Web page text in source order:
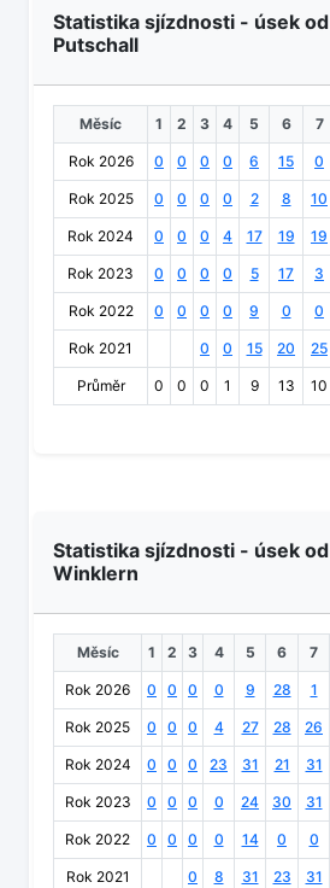
Statistika sjízdnosti - úsek od
Putschall
Měsíc 1 2 3 4 5 6 7
Rok 2026 0 0 0 0 6 15 0
Rok 2025 0 0 0 0 2 8 10
Rok 2024 0 0 0 4 17 19 19
Rok 2023 0 0 0 0 5 17 3
Rok 2022 0 0 0 0 9 0 0
Rok 2021 0 0 15 20 25
Průměr 0 0 0 1 9 13 10
Statistika sjízdnosti - úsek od
Winklern
Měsíc 1 2 3 4 5 6 7
Rok 2026 0 0 0 0 9 28 1
Rok 2025 0 0 0 4 27 28 26
Rok 2024 0 0 0 23 31 21 31
Rok 2023 0 0 0 0 24 30 31
Rok 2022 0 0 0 0 14 0 0
Rok 2021 0 8 31 23 31